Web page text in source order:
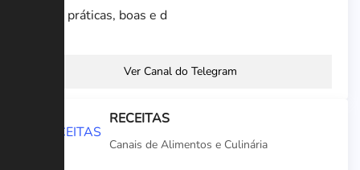
fáceis, práticas, boas e d
Ver Canal do Telegram
RECEITAS
Canais de Alimentos e Culinária